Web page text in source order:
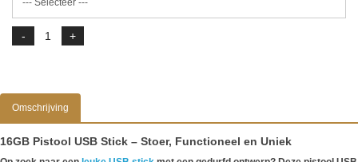
Omschrijving
16GB Pistool USB Stick – Stoer, Functioneel en Uniek